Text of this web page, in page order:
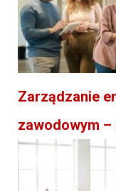
Zarządzanie
zawodowym –